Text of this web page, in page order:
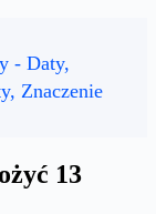
- Daty,
Znaczenie
13